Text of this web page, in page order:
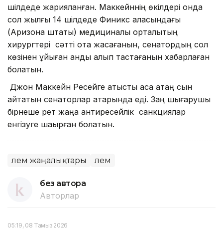
шілдеде жарияланған. Маккейннің өкілдері онда
сол жылғы 14 шілдеде Финикс қаласындағы
(Аризона штаты) медициналық орталықтың
хирургтері сәтті ота жасағанын, сенатордың сол
көзінен ұйыған қанды алып тастағанын хабарлаған
болатын.
Джон Маккейн Ресейге қатысты аса қатаң сын
айтатын сенаторлар қатарында еді. Заң шығарушы
бірнеше рет жаңа антиресейлік санкциялар
енгізуге шақырған болатын.
Әлем жаңалықтары Әлем
без автора
Авторлар
05:19, 08 Тамыз 2026